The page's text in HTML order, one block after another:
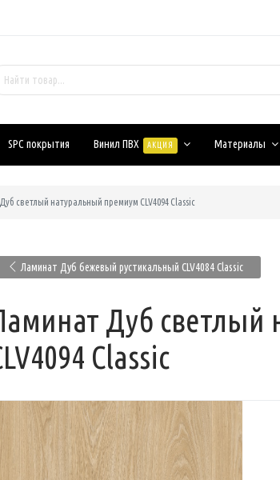
SPC покрытия Винил ПВХ АКЦИЯ Материалы
светлый натуральный премиум CLV4094 Classic
Ламинат Дуб бежевый рустикальный CLV4084 Classic
Дуб светлый
Classic